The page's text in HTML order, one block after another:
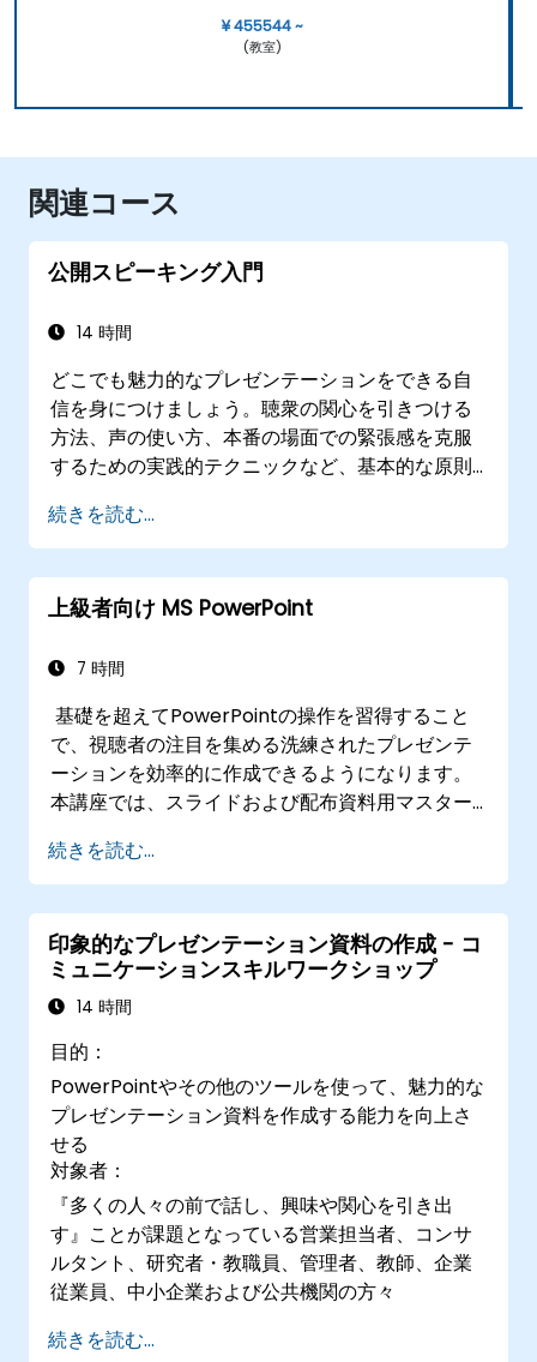
¥ 455544 ~
(教室)
関連コース
公開スピーキング入門
14 時間
どこでも魅力的なプレゼンテーションをできる自
信を身につけましょう。聴衆の関心を引きつける
方法、声の使い方、本番の場面での緊張感を克服
するための実践的テクニックなど、基本的な原則
力ある内容構成やスライドデザインのコツ、堂々
とした締めくくり方まで習得できます。また、会
議での講演者やチームリーダー向けに、不安を和
らげる方法、会場の雰囲気を見極める術、持続的
フォローアップ手法もお教えします。これによ
力が着実に養われることでしょう。
続きを読む...
上級者向け MS PowerPoint
7 時間
基礎を超えてPowerPointの操作を習得すること
で、視聴者の注目を集める洗練されたプレゼンテ
ーションを効率的に作成できるようになります。
本講座では、スライドおよび配布資料用マスター
的なプロセス図解向けSmartArtの活用方法、さら
にはExcelと連携したリアルタイム更新が可能なデ
ータダッシュボードやグラフ作成技術までを詳し
く解説します。Office TimelineやPoll
Everywhereといったアドインを用いた高度なワ
ークフローも紹介し、複雑なプレゼン資料の制作
ビジネス現場で大きなインパクトを与えるプレゼ
ンテーションの作り方を習得していきます。
続きを読む...
印象的なプレゼンテーション資料の作成 - コ
ミュニケーションスキルワークショップ
14 時間
目的：
PowerPointやその他のツールを使って、魅力的な
プレゼンテーション資料を作成する能力を向上さ
せる
対象者：
『多くの人々の前で話し、興味や関心を引き出
す』ことが課題となっている営業担当者、コンサ
ルタント、研究者・教職員、管理者、教師、企業
従業員、中小企業および公共機関の方々
続きを読む...